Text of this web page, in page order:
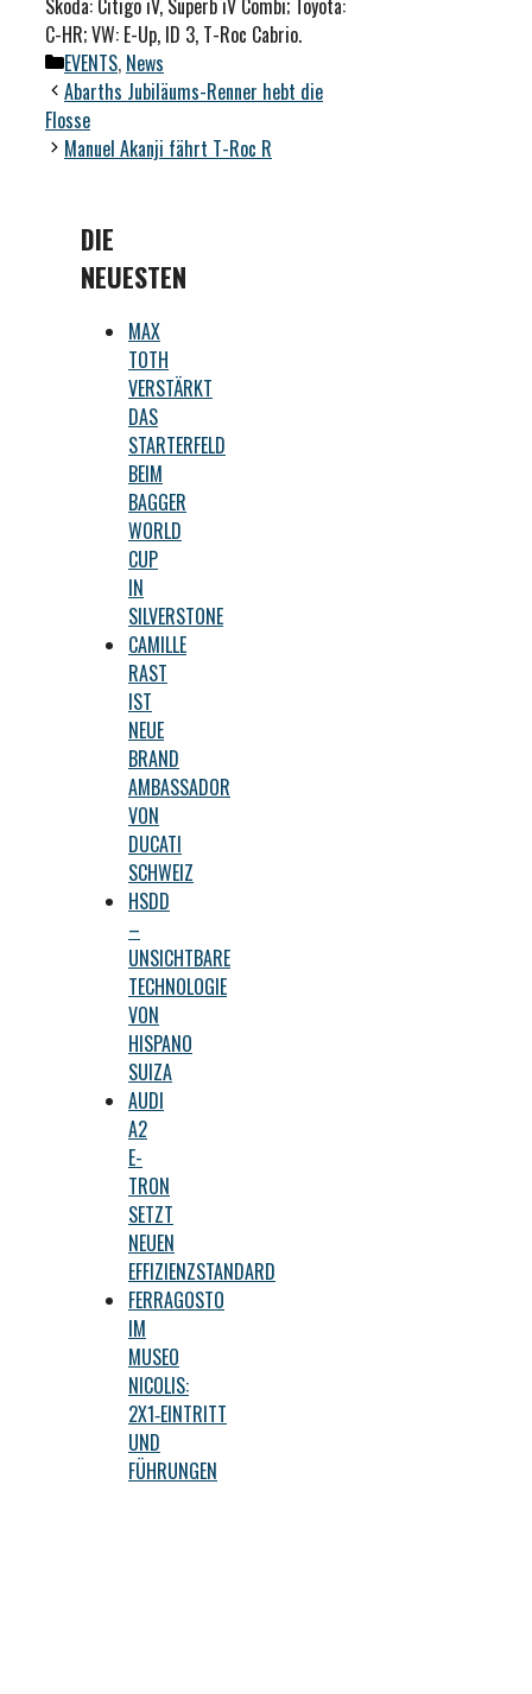
C-HR; VW: E-Up, ID 3, T-Roc Cabrio.
Kategorien
EVENTS, News
Abarths Jubiläums-Renner hebt die
Flosse
Manuel Akanji fährt T-Roc R
DIE
NEUESTEN
MAX
TOTH
VERSTÄRKT
DAS
STARTERFELD
BEIM
BAGGER
WORLD
CUP
IN
SILVERSTONE
CAMILLE
RAST
IST
NEUE
BRAND
AMBASSADOR
VON
DUCATI
SCHWEIZ
HSDD
–
UNSICHTBARE
TECHNOLOGIE
VON
HISPANO
SUIZA
AUDI
A2
E-
TRON
SETZT
NEUEN
EFFIZIENZSTANDARD
FERRAGOSTO
IM
MUSEO
NICOLIS:
2X1‑EINTRITT
UND
FÜHRUNGEN